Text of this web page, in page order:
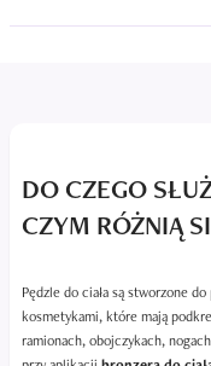
DO CZEGO
CZYM RÓŻNIĄ
Pędzle do ciała są stworzone
kosmetykami, które mają
ramionach, obojczykach,